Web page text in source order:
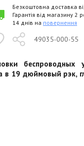
49035-000-55
Безкоштовна доставка
Гарантія від магазину 2
14 днів на повернення
беспроводных
в 19 дюймовый рэк,